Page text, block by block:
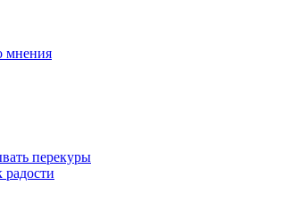
мнения
перекуры